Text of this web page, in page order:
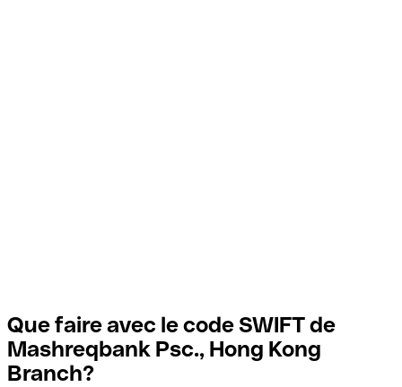
Que faire avec le code SWIFT de
Mashreqbank Psc., Hong Kong
Branch?